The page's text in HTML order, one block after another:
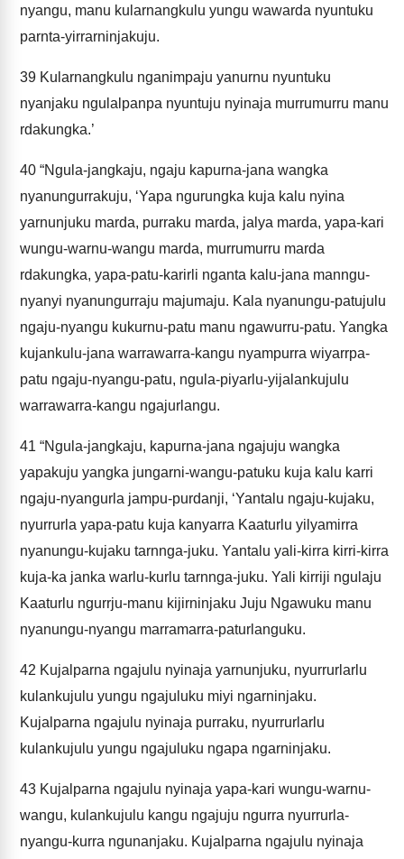
nyangu, manu kularnangkulu yungu wawarda nyuntuku
parnta-yirrarninjakuju.
39 Kularnangkulu nganimpaju yanurnu nyuntuku
nyanjaku ngulalpanpa nyuntuju nyinaja murrumurru manu
rdakungka.’
40 “Ngula-jangkaju, ngaju kapurna-jana wangka
nyanungurrakuju, ‘Yapa ngurungka kuja kalu nyina
yarnunjuku marda, purraku marda, jalya marda, yapa-kari
wungu-warnu-wangu marda, murrumurru marda
rdakungka, yapa-patu-karirli nganta kalu-jana manngu-
nyanyi nyanungurraju majumaju. Kala nyanungu-patujulu
ngaju-nyangu kukurnu-patu manu ngawurru-patu. Yangka
kujankulu-jana warrawarra-kangu nyampurra wiyarrpa-
patu ngaju-nyangu-patu, ngula-piyarlu-yijalankujulu
warrawarra-kangu ngajurlangu.
41 “Ngula-jangkaju, kapurna-jana ngajuju wangka
yapakuju yangka jungarni-wangu-patuku kuja kalu karri
ngaju-nyangurla jampu-purdanji, ‘Yantalu ngaju-kujaku,
nyurrurla yapa-patu kuja kanyarra Kaaturlu yilyamirra
nyanungu-kujaku tarnnga-juku. Yantalu yali-kirra kirri-kirra
kuja-ka janka warlu-kurlu tarnnga-juku. Yali kirriji ngulaju
Kaaturlu ngurrju-manu kijirninjaku Juju Ngawuku manu
nyanungu-nyangu marramarra-paturlanguku.
42 Kujalparna ngajulu nyinaja yarnunjuku, nyurrurlarlu
kulankujulu yungu ngajuluku miyi ngarninjaku.
Kujalparna ngajulu nyinaja purraku, nyurrurlarlu
kulankujulu yungu ngajuluku ngapa ngarninjaku.
43 Kujalparna ngajulu nyinaja yapa-kari wungu-warnu-
wangu, kulankujulu kangu ngajuju ngurra nyurrurla-
nyangu-kurra ngunanjaku. Kujalparna ngajulu nyinaja